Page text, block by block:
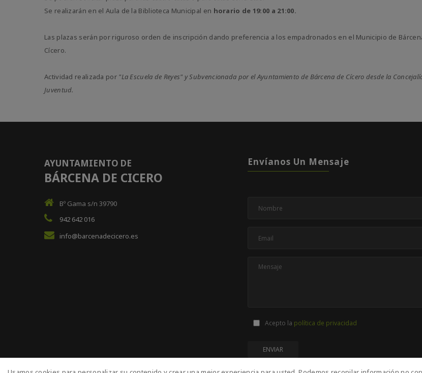
Se realizarán en el Aula de la Biblioteca Municipal en horario de 19:00 a 21:00.
Las plazas serán por riguroso orden de inscripción dando preferencia a los empadronados en el Municipio de
Cícero.
Actividad realizada por "La Escuela de Reyes" y Subvencionada por el Ayuntamiento de Bárcena de Cícero desde la
Juventud.
AYUNTAMIENTO DE
BÁRCENA DE CICERO
Bº Gama s/n 39790
942 642 016
info@barcenadecicero.es
Envíanos Un Mensaje
Acepto la política de privacidad